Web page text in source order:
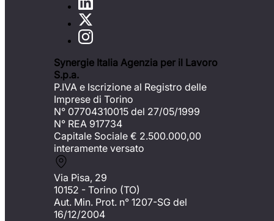
Synergie Italia Agenzia per il Lavoro
S.p.a.
P.IVA e Iscrizione al Registro delle
Imprese di Torino
N° 07704310015 del 27/05/1999
N° REA 917734
Capitale Sociale € 2.500.000,00
interamente versato
Via Pisa, 29
10152 - Torino (TO)
Aut. Min. Prot. n° 1207-SG del
16/12/2004